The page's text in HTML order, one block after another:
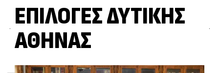
ΕΠΙΛΟΓΈΣ ΔΥΤΙΚΉΣ
ΑΘΉΝΑΣ